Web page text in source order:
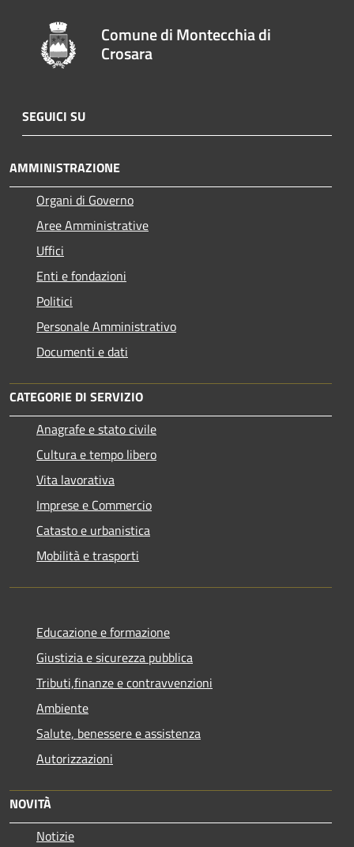
Comune di Montecchia di
Crosara
SEGUICI SU
AMMINISTRAZIONE
Organi di Governo
Aree Amministrative
Uffici
Enti e fondazioni
Politici
Personale Amministrativo
Documenti e dati
CATEGORIE DI SERVIZIO
Anagrafe e stato civile
Cultura e tempo libero
Vita lavorativa
Imprese e Commercio
Catasto e urbanistica
Mobilità e trasporti
Educazione e formazione
Giustizia e sicurezza pubblica
Tributi,finanze e contravvenzioni
Ambiente
Salute, benessere e assistenza
Autorizzazioni
NOVITÀ
Notizie